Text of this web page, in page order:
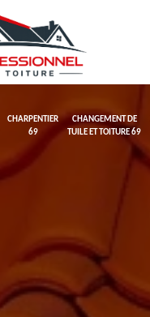
CHARPENTIER
69
CHANGEMENT DE
TUILE ET TOITURE 69